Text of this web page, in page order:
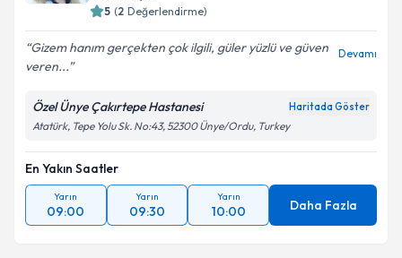
5 (2 Değerlendirme)
Gizem hanım gerçekten çok ilgili, güler yüzlü ve güven
veren...
Devamı
Özel Ünye Çakırtepe Hastanesi Haritada Göster
Atatürk, Tepe Yolu Sk. No:43, 52300 Ünye/Ordu, Turkey
En Yakın Saatler
Yarın
09:00
Yarın
09:30
Yarın
10:00 Daha Fazla